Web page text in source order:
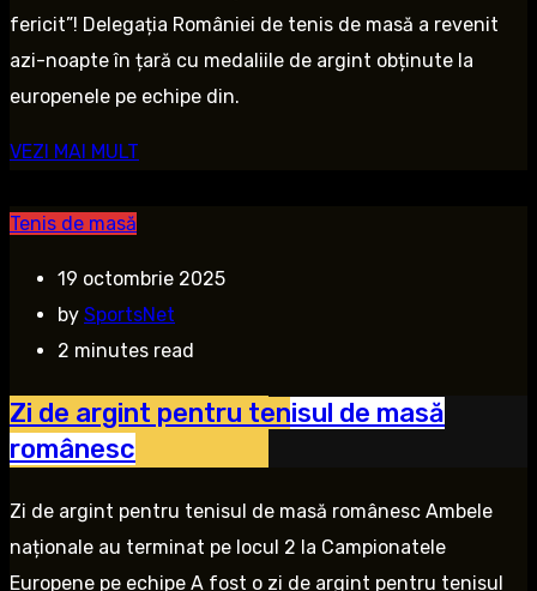
fericit”! Delegația României de tenis de masă a revenit
azi-noapte în țară cu medaliile de argint obținute la
europenele pe echipe din.
VEZI MAI MULT
Tenis de masă
19 octombrie 2025
by SportsNet
2 minutes read
Zi de argint pentru tenisul de masă
românesc
Zi de argint pentru tenisul de masă românesc Ambele
naționale au terminat pe locul 2 la Campionatele
Europene pe echipe A fost o zi de argint pentru tenisul